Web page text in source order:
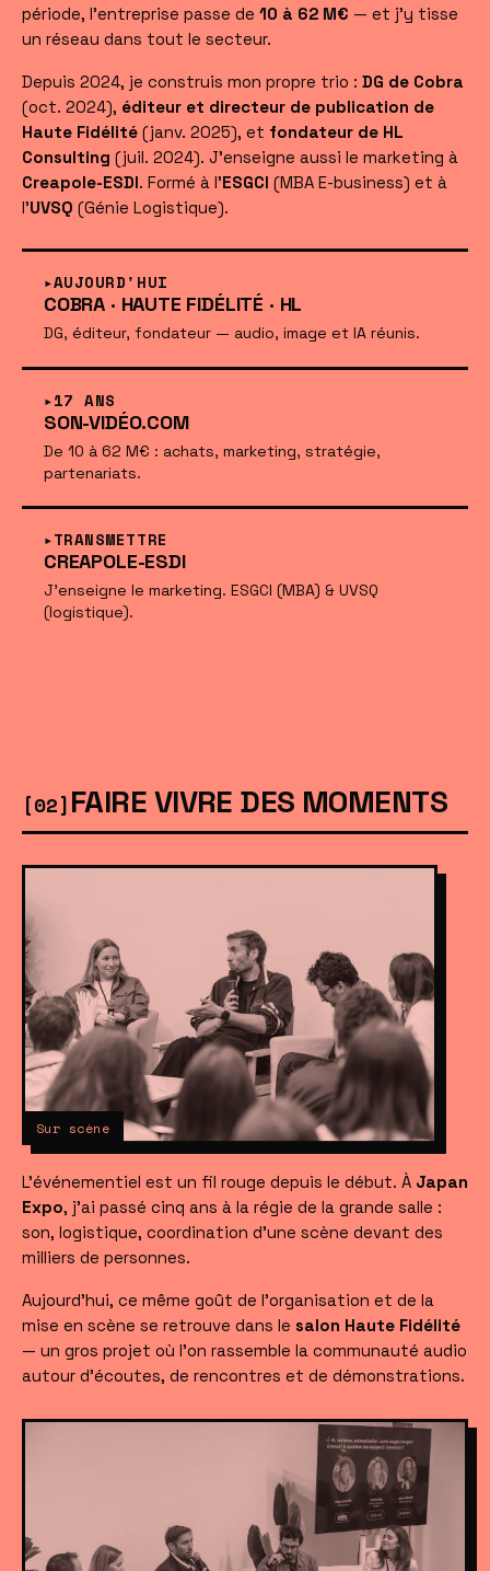
période, l'entreprise passe de 10 à 62 M€ — et j'y tisse
un réseau dans tout le secteur.
Depuis 2024, je construis mon propre trio : DG de Cobra
(oct. 2024), éditeur et directeur de publication de
Haute Fidélité (janv. 2025), et fondateur de HL
Consulting (juil. 2024). J'enseigne aussi le marketing à
Creapole-ESDI. Formé à l'ESGCI (MBA E-business) et à
l'UVSQ (Génie Logistique).
AUJOURD'HUI
COBRA · HAUTE FIDÉLITÉ · HL
DG, éditeur, fondateur — audio, image et IA réunis.
17 ANS
SON-VIDÉO.COM
De 10 à 62 M€ : achats, marketing, stratégie,
partenariats.
TRANSMETTRE
CREAPOLE-ESDI
J'enseigne le marketing. ESGCI (MBA) & UVSQ
(logistique).
[02]FAIRE VIVRE DES MOMENTS
Sur scène
L'événementiel est un fil rouge depuis le début. À Japan
Expo, j'ai passé cinq ans à la régie de la grande salle :
son, logistique, coordination d'une scène devant des
milliers de personnes.
Aujourd'hui, ce même goût de l'organisation et de la
mise en scène se retrouve dans le salon Haute Fidélité
— un gros projet où l'on rassemble la communauté audio
autour d'écoutes, de rencontres et de démonstrations.